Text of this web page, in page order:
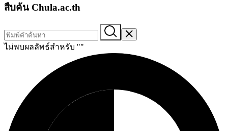
สืบค้น Chula.ac.th
ไม่พบผลลัพธ์สำหรับ ""